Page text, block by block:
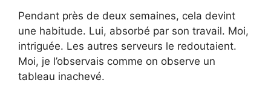
Pendant près de deux semaines, cela devint
une habitude. Lui, absorbé par son travail. Moi,
intriguée. Les autres serveurs le redoutaient.
Moi, je l’observais comme on observe un
tableau inachevé.